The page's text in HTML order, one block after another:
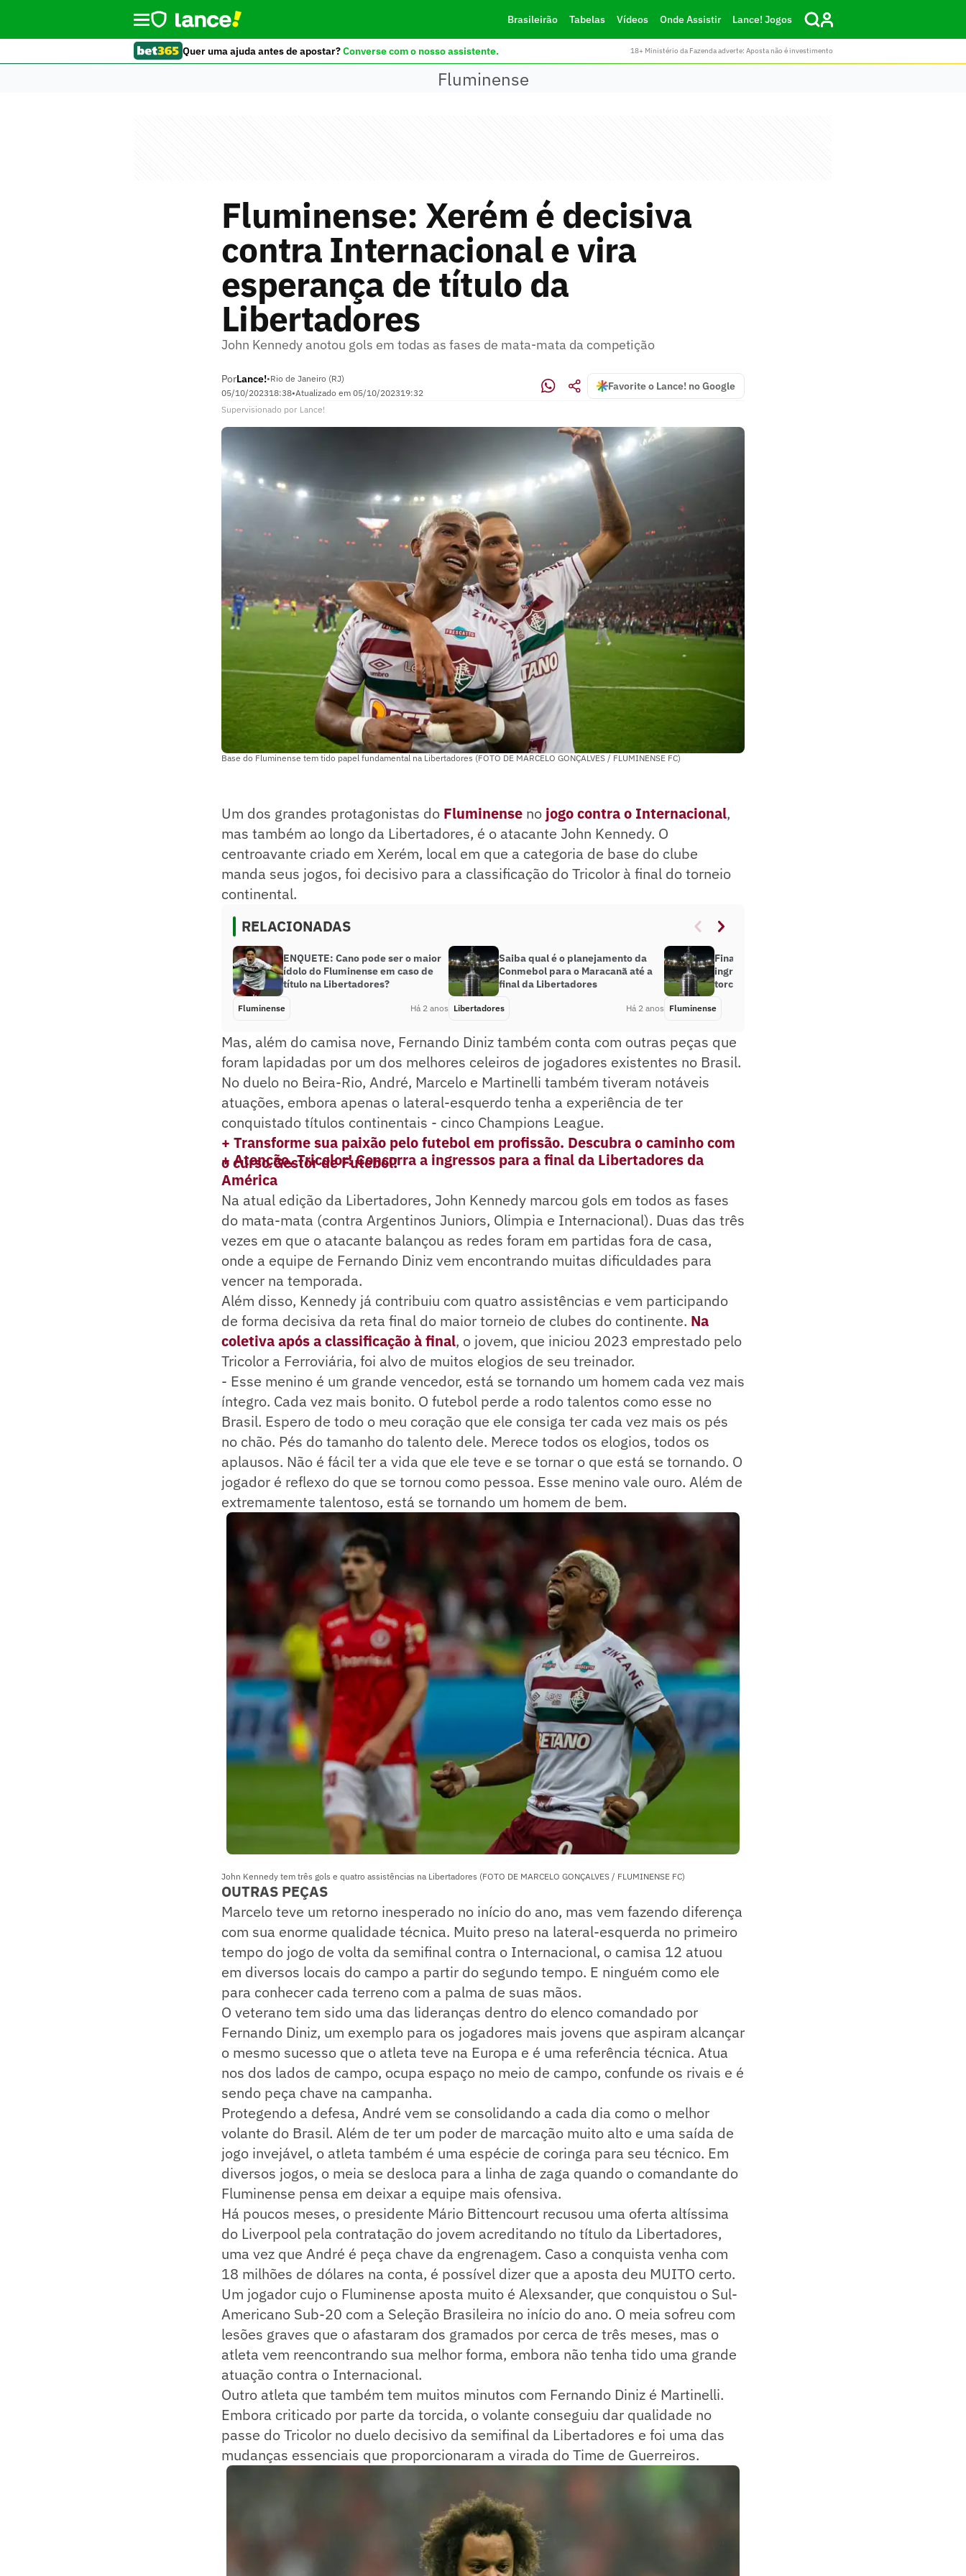
Brasileirão Tabelas Vídeos Onde Assistir Lance! Jogos
Quer uma ajuda antes de apostar?Converse com o nosso assistente. 18+ Ministério da Fazenda adverte: Aposta não é investimento
Fluminense
Fluminense: Xerém é decisiva
contra Internacional e vira
esperança de título da
Libertadores
John Kennedy anotou gols em todas as fases de mata-mata da competição
PorLance!•Rio de Janeiro (RJ)
05/10/202318:38•Atualizado em 05/10/202319:32
Favorite o Lance! no Google
Supervisionado por Lance!
Base do Fluminense tem tido papel fundamental na Libertadores (FOTO DE MARCELO GONÇALVES / FLUMINENSE FC)
Um dos grandes protagonistas do Fluminense no jogo contra o Internacional,
mas também ao longo da Libertadores, é o atacante John Kennedy. O
centroavante criado em Xerém, local em que a categoria de base do clube
manda seus jogos, foi decisivo para a classificação do Tricolor à final do torneio
continental.
RELACIONADAS
ENQUETE: Cano pode ser o maior
ídolo do Fluminense em caso de
título na Libertadores?
Fluminense Há 2 anos
Saiba qual é o planejamento da
Conmebol para o Maracanã até a
final da Libertadores
Libertadores Há 2 anos
Final da Libertadores: quantos
ingressos serão destinados para a
torcida do Fluminense?
Fluminense
Mas, além do camisa nove, Fernando Diniz também conta com outras peças que
foram lapidadas por um dos melhores celeiros de jogadores existentes no Brasil.
No duelo no Beira-Rio, André, Marcelo e Martinelli também tiveram notáveis
atuações, embora apenas o lateral-esquerdo tenha a experiência de ter
conquistado títulos continentais - cinco Champions League.
+ Transforme sua paixão pelo futebol em profissão. Descubra o caminho com
o curso Gestor de Futebol!
+ Atenção, Tricolor! Concorra a ingressos para a final da Libertadores da
América
Na atual edição da Libertadores, John Kennedy marcou gols em todos as fases
do mata-mata (contra Argentinos Juniors, Olimpia e Internacional). Duas das três
vezes em que o atacante balançou as redes foram em partidas fora de casa,
onde a equipe de Fernando Diniz vem encontrando muitas dificuldades para
vencer na temporada.
Além disso, Kennedy já contribuiu com quatro assistências e vem participando
de forma decisiva da reta final do maior torneio de clubes do continente. Na
coletiva após a classificação à final, o jovem, que iniciou 2023 emprestado pelo
Tricolor a Ferroviária, foi alvo de muitos elogios de seu treinador.
- Esse menino é um grande vencedor, está se tornando um homem cada vez mais
íntegro. Cada vez mais bonito. O futebol perde a rodo talentos como esse no
Brasil. Espero de todo o meu coração que ele consiga ter cada vez mais os pés
no chão. Pés do tamanho do talento dele. Merece todos os elogios, todos os
aplausos. Não é fácil ter a vida que ele teve e se tornar o que está se tornando. O
jogador é reflexo do que se tornou como pessoa. Esse menino vale ouro. Além de
extremamente talentoso, está se tornando um homem de bem.
John Kennedy tem três gols e quatro assistências na Libertadores (FOTO DE MARCELO GONÇALVES / FLUMINENSE FC)
OUTRAS PEÇAS
Marcelo teve um retorno inesperado no início do ano, mas vem fazendo diferença
com sua enorme qualidade técnica. Muito preso na lateral-esquerda no primeiro
tempo do jogo de volta da semifinal contra o Internacional, o camisa 12 atuou
em diversos locais do campo a partir do segundo tempo. E ninguém como ele
para conhecer cada terreno com a palma de suas mãos.
O veterano tem sido uma das lideranças dentro do elenco comandado por
Fernando Diniz, um exemplo para os jogadores mais jovens que aspiram alcançar
o mesmo sucesso que o atleta teve na Europa e é uma referência técnica. Atua
nos dos lados de campo, ocupa espaço no meio de campo, confunde os rivais e é
sendo peça chave na campanha.
Protegendo a defesa, André vem se consolidando a cada dia como o melhor
volante do Brasil. Além de ter um poder de marcação muito alto e uma saída de
jogo invejável, o atleta também é uma espécie de coringa para seu técnico. Em
diversos jogos, o meia se desloca para a linha de zaga quando o comandante do
Fluminense pensa em deixar a equipe mais ofensiva.
Há poucos meses, o presidente Mário Bittencourt recusou uma oferta altíssima
do Liverpool pela contratação do jovem acreditando no título da Libertadores,
uma vez que André é peça chave da engrenagem. Caso a conquista venha com
18 milhões de dólares na conta, é possível dizer que a aposta deu MUITO certo.
Um jogador cujo o Fluminense aposta muito é Alexsander, que conquistou o Sul-
Americano Sub-20 com a Seleção Brasileira no início do ano. O meia sofreu com
lesões graves que o afastaram dos gramados por cerca de três meses, mas o
atleta vem reencontrando sua melhor forma, embora não tenha tido uma grande
atuação contra o Internacional.
Outro atleta que também tem muitos minutos com Fernando Diniz é Martinelli.
Embora criticado por parte da torcida, o volante conseguiu dar qualidade no
passe do Tricolor no duelo decisivo da semifinal da Libertadores e foi uma das
mudanças essenciais que proporcionaram a virada do Time de Guerreiros.